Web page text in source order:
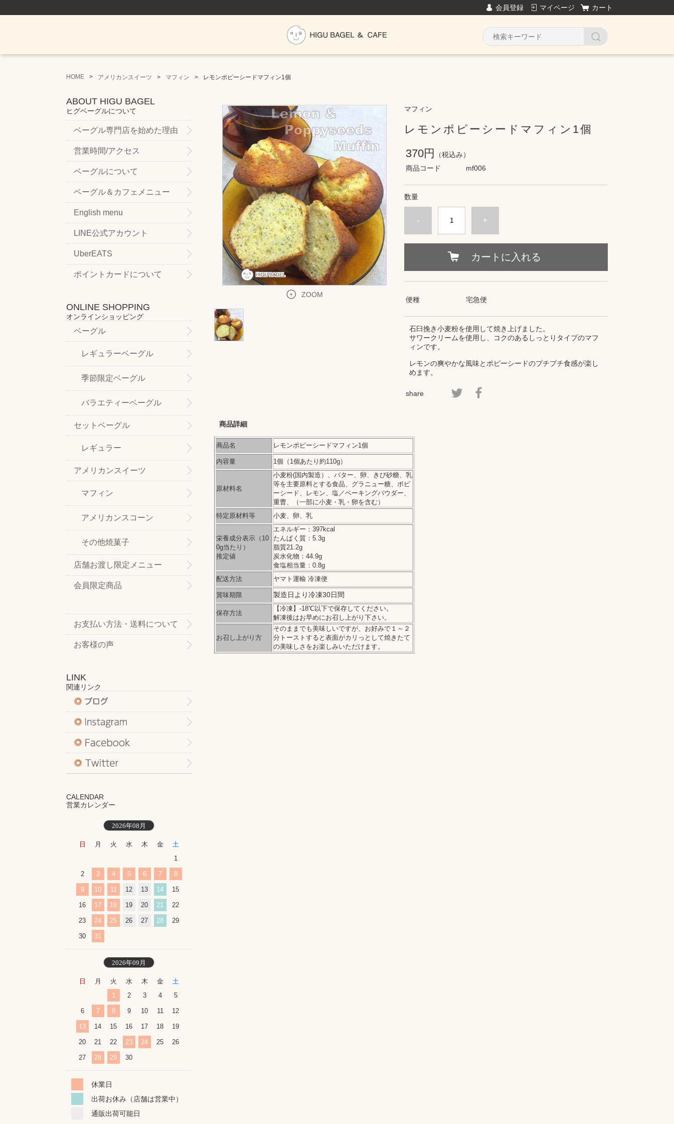
会員登録 マイページ カート
HOME アメリカンスイーツ マフィン レモンポピーシードマフィン1個
ZOOM
マフィン
レモンポピーシードマフィン1個
370円
（税込み）
商品コード
mf006
数量
- +
カートに入れる
便種 宅急便
石臼挽き小麦粉を使用して焼き上げました。
サワークリームを使用し、コクのあるしっとりタイプのマフ
ィンです。
レモンの爽やかな風味とポピーシードのプチプチ食感が楽し
めます。
share
商品詳細
商品名 レモンポピーシードマフィン1個
内容量 1個（1個あたり約110g）
原材料名
小麦粉(国内製造）、バター、卵、きび砂糖、乳
等を主要原料とする食品、グラニュー糖、ポピ
ーシード、レモン、塩／ベーキングパウダー、
重曹、（一部に小麦・乳・卵を含む）
特定原材料等
小麦、卵、乳
栄養成分表示（10
0g当たり）
推定値
エネルギー：397kcal
たんぱく質：5.3g
脂質21.2g
炭水化物：44.9g
食塩相当量：0.8g
配送方法
ヤマト運輸 冷凍便
賞味期限 製造日より冷凍30日間
保存方法
【冷凍】-18℃以下で保存してください。
解凍後はお早めにお召し上がり下さい。
お召し上がり方
そのままでも美味しいですが、お好みで１～２
分トーストすると表面がカリっとして焼きたて
の美味しさをお楽しみいただけます。
ABOUT HIGU BAGEL
ヒグベーグルについて
ベーグル専門店を始めた理由
営業時間/アクセス
ベーグルについて
ベーグル＆カフェメニュー
English menu
LINE公式アカウント
UberEATS
ポイントカードについて
ONLINE SHOPPING
オンラインショッピング
ベーグル
レギュラーベーグル
季節限定ベーグル
バラエティーベーグル
セットベーグル
レギュラー
アメリカンスイーツ
マフィン
アメリカンスコーン
その他焼菓子
店舗お渡し限定メニュー
会員限定商品
お支払い方法・送料について
お客様の声
LINK
関連リンク
CALENDAR
営業カレンダー
2026年08月
日 月 火 水 木 金
土
1
2 3 4 5 6 7 8
9 10 11 12 13 14 15
16 17 18 19 20 21 22
23 24 25 26 27 28 29
30 31
2026年09月
日 月 火 水 木 金
土
1
2 3 4 5
6 7 8 9 10 11 12
13 14 15 16 17 18 19
20 21 22 23 24 25 26
27 28 29 30
休業日
出荷お休み（店舗は営業中）
通販出荷可能日